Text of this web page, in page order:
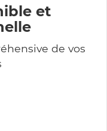
et
de vos